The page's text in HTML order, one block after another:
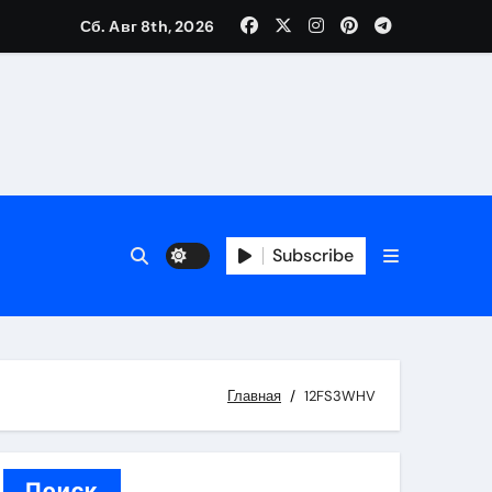
ресниц и депиляции
и обустройства мест отдыха
Сб. Авг 8th, 2026
Subscribe
Главная 12FS3WHV